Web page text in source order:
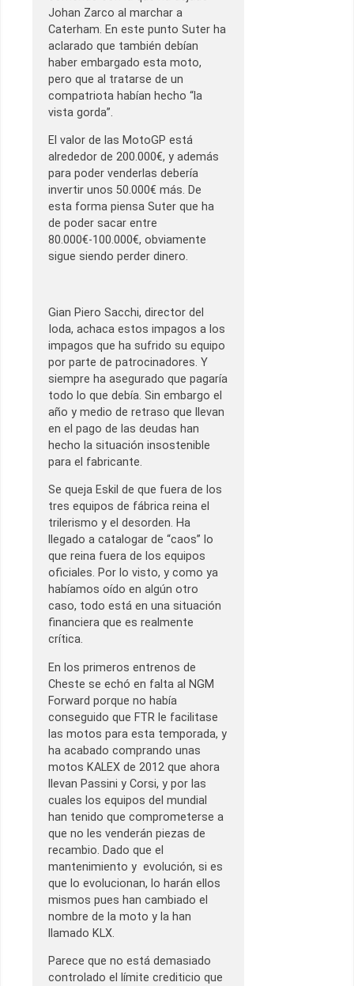
Johan Zarco al marchar a
Caterham. En este punto Suter ha
aclarado que también debían
haber embargado esta moto,
pero que al tratarse de un
compatriota habían hecho “la
vista gorda”.
El valor de las MotoGP está
alrededor de 200.000€, y además
para poder venderlas debería
invertir unos 50.000€ más. De
esta forma piensa Suter que ha
de poder sacar entre
80.000€-100.000€, obviamente
sigue siendo perder dinero.
Gian Piero Sacchi, director del
Ioda, achaca estos impagos a los
impagos que ha sufrido su equipo
por parte de patrocinadores. Y
siempre ha asegurado que pagaría
todo lo que debía. Sin embargo el
año y medio de retraso que llevan
en el pago de las deudas han
hecho la situación insostenible
para el fabricante.
Se queja Eskil de que fuera de los
tres equipos de fábrica reina el
trilerismo y el desorden. Ha
llegado a catalogar de “caos” lo
que reina fuera de los equipos
oficiales. Por lo visto, y como ya
habíamos oído en algún otro
caso, todo está en una situación
financiera que es realmente
crítica.
En los primeros entrenos de
Cheste se echó en falta al NGM
Forward porque no había
conseguido que FTR le facilitase
las motos para esta temporada, y
ha acabado comprando unas
motos KALEX de 2012 que ahora
llevan Passini y Corsi, y por las
cuales los equipos del mundial
han tenido que comprometerse a
que no les venderán piezas de
recambio. Dado que el
mantenimiento y evolución, si es
que lo evolucionan, lo harán ellos
mismos pues han cambiado el
nombre de la moto y la han
llamado KLX.
Parece que no está demasiado
controlado el límite crediticio que